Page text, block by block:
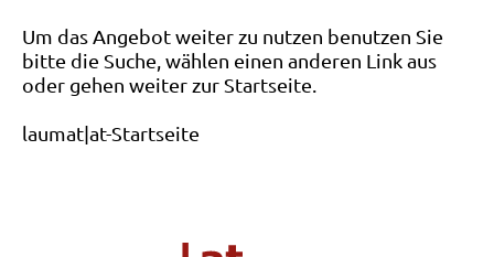
Um das Angebot weiter zu nutzen benutzen Sie
bitte die Suche, wählen einen anderen Link aus
oder gehen weiter zur Startseite.
laumat|at-Startseite